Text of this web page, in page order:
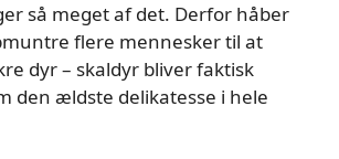
så meget af det. Derfor håber
flere mennesker til at
dyr – skaldyr bliver faktisk
den ældste delikatesse i hele